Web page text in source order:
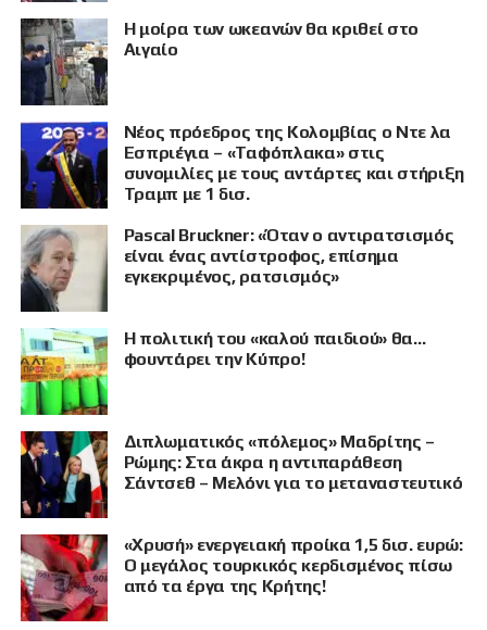
Η μοίρα των ωκεανών θα κριθεί στο
Αιγαίο
Νέος πρόεδρος της Κολομβίας ο Ντε λα
Εσπριέγια – «Ταφόπλακα» στις
συνομιλίες με τους αντάρτες και στήριξη
Τραμπ με 1 δισ.
Pascal Bruckner: «Όταν ο αντιρατσισμός
είναι ένας αντίστροφος, επίσημα
εγκεκριμένος, ρατσισμός»
Η πολιτική του «καλού παιδιού» θα…
φουντάρει την Κύπρο!
Διπλωματικός «πόλεμος» Μαδρίτης –
Ρώμης: Στα άκρα η αντιπαράθεση
Σάντσεθ – Μελόνι για το μεταναστευτικό
«Χρυσή» ενεργειακή προίκα 1,5 δισ. ευρώ:
Ο μεγάλος τουρκικός κερδισμένος πίσω
από τα έργα της Κρήτης!